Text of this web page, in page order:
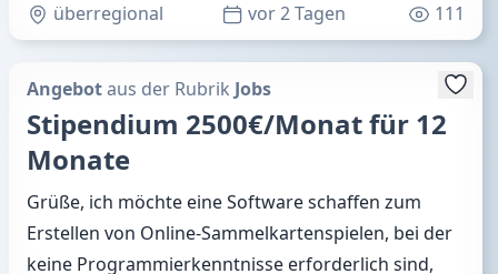
überregional
vor 2 Tagen 111
Angebotaus der Rubrik Jobs
Stipendium 2500€/Monat für 12
Monate
Grüße, ich möchte eine Software schaffen zum
Erstellen von Online-Sammelkartenspielen, bei der
keine Programmierkenntnisse erforderlich sind,